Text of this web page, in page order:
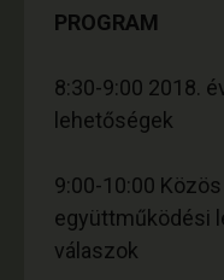
PROGRAM
8:30-9:00 2018.
lehetőségek
9:00-10:00
együttműködési
válaszok